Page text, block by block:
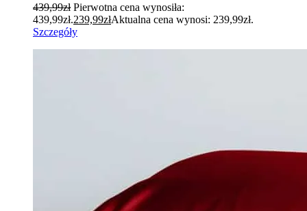
439,99zł Pierwotna cena wynosiła:
439,99zł.239,99złAktualna cena wynosi: 239,99zł.
Szczegóły